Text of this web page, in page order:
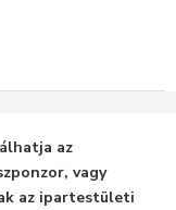
az
vagy
az ipartestületi